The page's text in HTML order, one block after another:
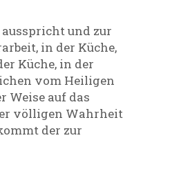
und zur
in der Küche,
Küche, in der
vom Heiligen
Weise auf das
völligen Wahrheit
der zur